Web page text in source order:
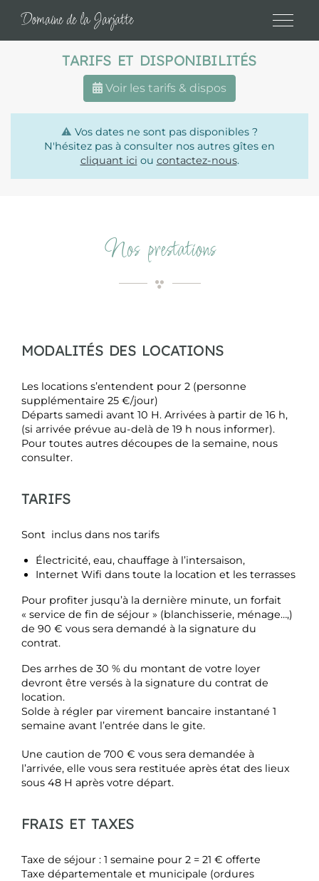
Domaine de la Jarjatte
TARIFS ET DISPONIBILITÉS
Voir les tarifs & dispos
⚠️ Vos dates ne sont pas disponibles ?
N'hésitez pas à consulter nos autres gîtes en
cliquant ici ou contactez-nous.
Nos prestations
MODALITÉS DES LOCATIONS
Les locations s’entendent pour 2 (personne
supplémentaire 25 €/jour)
Départs samedi avant 10 H. Arrivées à partir de 16 h,
(si arrivée prévue au-delà de 19 h nous informer).
Pour toutes autres découpes de la semaine, nous
consulter.
TARIFS
Sont inclus dans nos tarifs
Électricité, eau, chauffage à l’intersaison,
Internet Wifi dans toute la location et les terrasses
Pour profiter jusqu’à la dernière minute, un forfait
« service de fin de séjour » (blanchisserie, ménage…,)
de 90 € vous sera demandé à la signature du
contrat.
Des arrhes de 30 % du montant de votre loyer
devront être versés à la signature du contrat de
location.
Solde à régler par virement bancaire instantané 1
semaine avant l’entrée dans le gite.
Une caution de 700 € vous sera demandée à
l’arrivée, elle vous sera restituée après état des lieux
sous 48 H après votre départ.
FRAIS ET TAXES
Taxe de séjour : 1 semaine pour 2 = 21 € offerte
Taxe départementale et municipale (ordures